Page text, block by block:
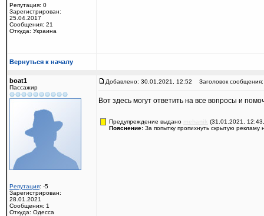
Репутация: 0
Зарегистрирован:
25.04.2017
Сообщения: 21
Откуда: Украина
Вернуться к началу
boat1
Пассажир
Репутация: -5
Зарегистрирован:
28.01.2021
Сообщения: 1
Откуда: Одесса
Добавлено: 30.01.2021, 12:52 Заголовок сообщения:
Вот здесь могут ответить на все вопросы и
Предупреждение выдано
(31.01.2021,
Пояснение: За попытку пропихнуть скрытую рекламу